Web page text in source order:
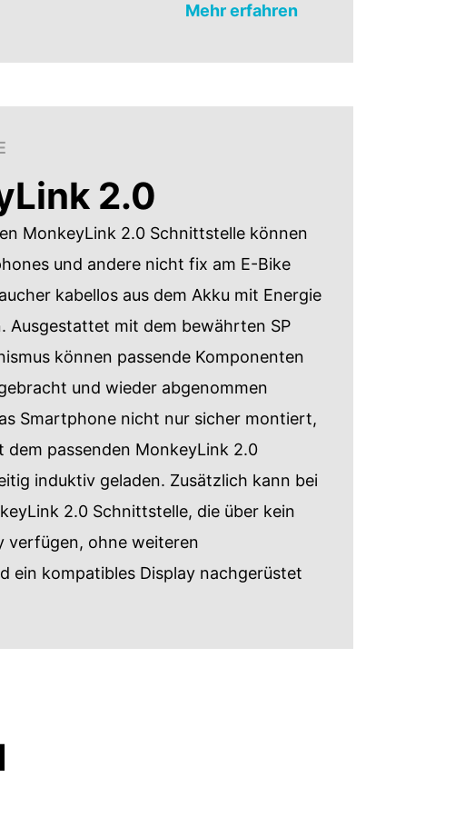
Mehr erfahren
2.0
MonkeyLink 2.0 Schnittstelle können
und andere nicht fix am E-Bike
kabellos aus dem Akku mit Energie
Ausgestattet mit dem bewährten SP
können passende Komponenten
und wieder abgenommen
Smartphone nicht nur sicher montiert,
dem passenden MonkeyLink 2.0
induktiv geladen. Zusätzlich kann bei
2.0 Schnittstelle, die über kein
verfügen, ohne weiteren
ein kompatibles Display nachgerüstet